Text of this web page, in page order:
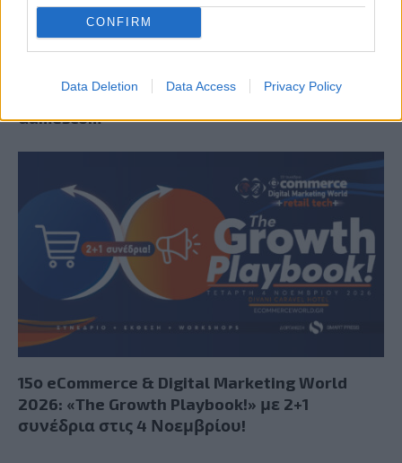
CONFIRM
Data Deletion Data Access Privacy Policy
Ο Geralt επιστρέφει! Πρώτη παρουσίαση του
νέου expansion του The Witcher 3 στη
Gamescom
15ο eCommerce & Digital Marketing World
2026: «The Growth Playbook!» με 2+1
συνέδρια στις 4 Νοεμβρίου!